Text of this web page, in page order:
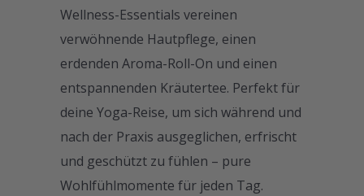
Wellness-Essentials vereinen
verwöhnende Hautpflege, einen
erdenden Aroma-Roll-On und einen
entspannenden Kräutertee. Perfekt für
deine Yoga-Reise, um sich während und
nach der Praxis ausgeglichen, erfrischt
und geschützt zu fühlen – pure
Wohlfühlmomente für jeden Tag.